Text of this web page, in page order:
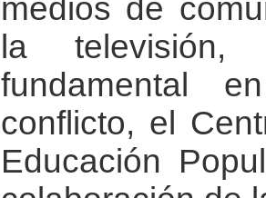
medios de
la
fundamental
conflicto, el
Educación